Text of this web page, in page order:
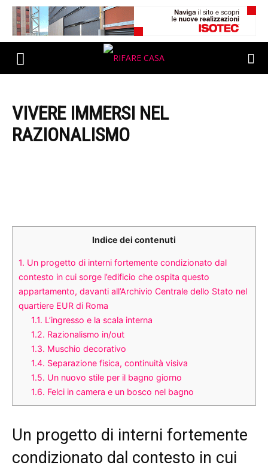
VIVERE IMMERSI NEL
RAZIONALISMO
Indice dei contenuti
1. Un progetto di interni fortemente condizionato dal
contesto in cui sorge l’edificio che ospita questo
appartamento, davanti all’Archivio Centrale dello Stato nel
quartiere EUR di Roma
1.1. L’ingresso e la scala interna
1.2. Razionalismo in/out
1.3. Muschio decorativo
1.4. Separazione fisica, continuità visiva
1.5. Un nuovo stile per il bagno giorno
1.6. Felci in camera e un bosco nel bagno
Un progetto di interni fortemente
condizionato dal contesto in cui